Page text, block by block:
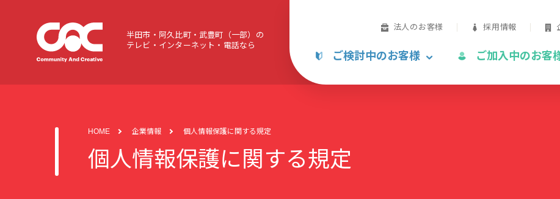
半田市・阿久比町・武豊町（一部）の
テレビ・インターネット・電話なら
法人のお客様 採用情報
ご検討中のお客様 ご加入中のお客
HOME 企業情報 個人情報保護に関する規定
個人情報保護に関する規定